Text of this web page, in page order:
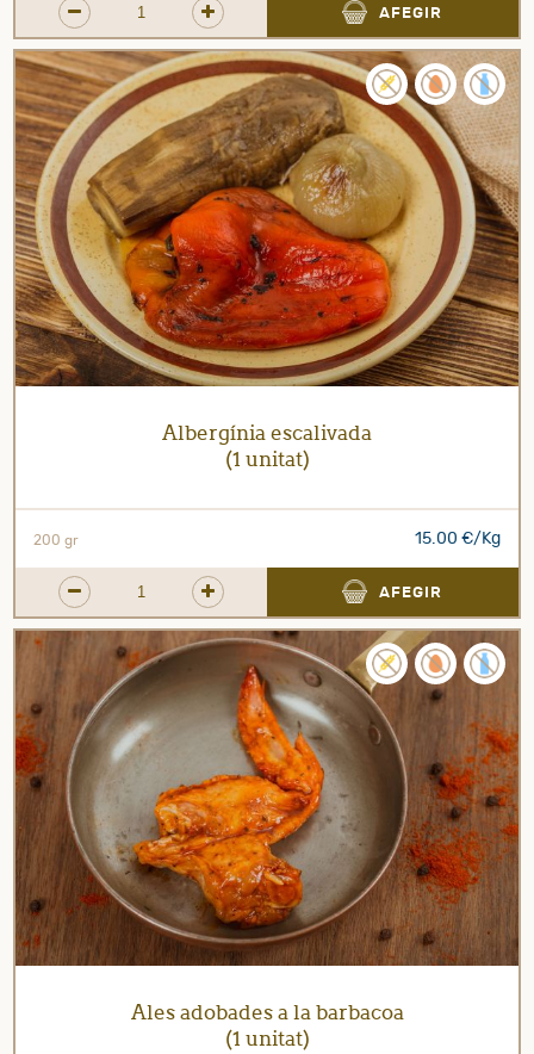
AFEGIR
Albergínia escalivada
(1 unitat)
200 gr 15.00 €/Kg
AFEGIR
Ales adobades a la barbacoa
(1 unitat)